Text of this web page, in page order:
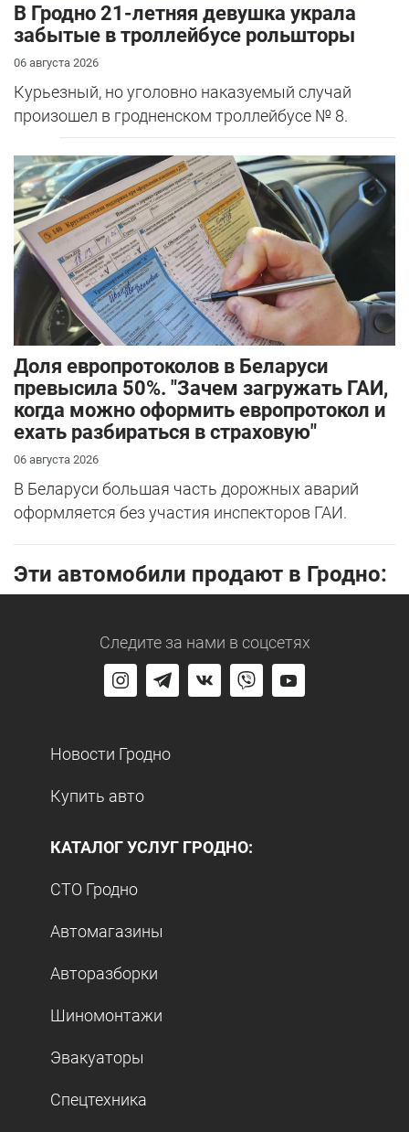
В Гродно 21-летняя девушка украла
забытые в троллейбусе рольшторы
06 августа 2026
Курьезный, но уголовно наказуемый случай
произошел в гродненском троллейбусе № 8.
Доля европротоколов в Беларуси
превысила 50%. "Зачем загружать ГАИ,
когда можно оформить европротокол и
ехать разбираться в страховую"
06 августа 2026
В Беларуси большая часть дорожных аварий
оформляется без участия инспекторов ГАИ.
Эти автомобили продают в Гродно:
Следите за нами в соцсетях
Новости Гродно
Купить авто
КАТАЛОГ УСЛУГ ГРОДНО:
СТО Гродно
Автомагазины
Авторазборки
Шиномонтажи
Эвакуаторы
Спецтехника